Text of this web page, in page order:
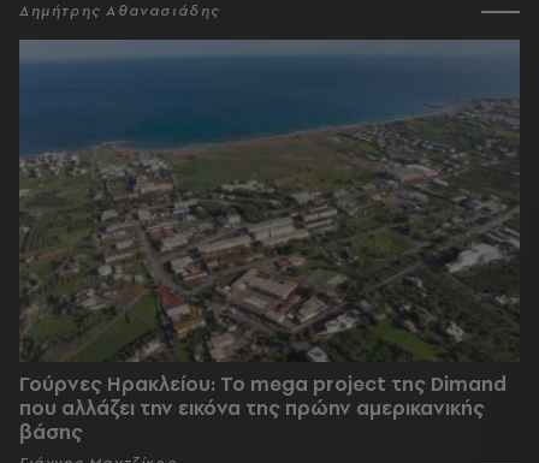
Δημήτρης Αθανασιάδης
Γούρνες Ηρακλείου: To mega project της Dimand
που αλλάζει την εικόνα της πρώην αμερικανικής
βάσης